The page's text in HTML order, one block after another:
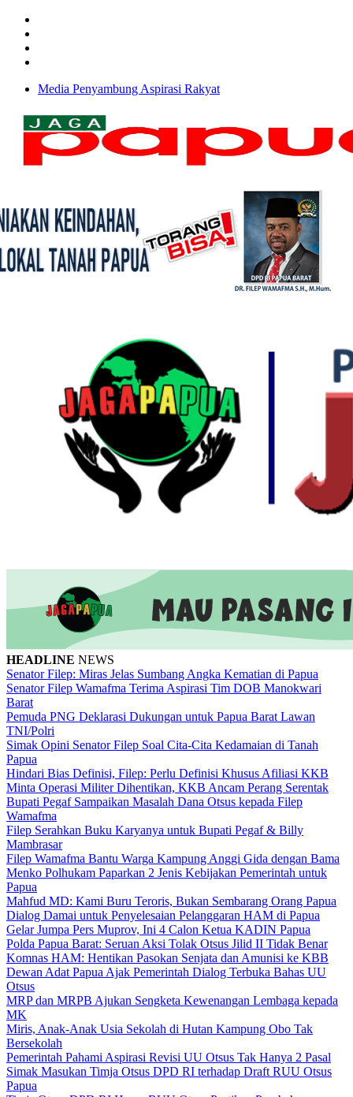
Media Penyambung Aspirasi Rakyat
HEADLINE NEWS
Senator Filep: Miras Jelas Sumbang Angka Kematian di Papua
Senator Filep Wamafma Terima Aspirasi Tim DOB Manokwari
Barat
Pemuda PNG Deklarasi Dukungan untuk Papua Barat Lawan
TNI/Polri
Simak Opini Senator Filep Soal Cita-Cita Kedamaian di Tanah
Papua
Hindari Bias Definisi, Filep: Perlu Definisi Khusus Afiliasi KKB
Minta Operasi Militer Dihentikan, KKB Ancam Perang Serentak
Bupati Pegaf Sampaikan Masalah Dana Otsus kepada Filep
Wamafma
Filep Serahkan Buku Karyanya untuk Bupati Pegaf & Billy
Mambrasar
Filep Wamafma Bantu Warga Kampung Anggi Gida dengan Bama
Menko Polhukam Paparkan 2 Jenis Kebijakan Pemerintah untuk
Papua
Mahfud MD: Kami Buru Teroris, Bukan Sembarang Orang Papua
Dialog Damai untuk Penyelesaian Pelanggaran HAM di Papua
Gelar Jumpa Pers Muprov, Ini 4 Calon Ketua KADIN Papua
Polda Papua Barat: Seruan Aksi Tolak Otsus Jilid II Tidak Benar
Komnas HAM: Hentikan Pasokan Senjata dan Amunisi ke KBB
Dewan Adat Papua Ajak Pemerintah Dialog Terbuka Bahas UU
Otsus
MRP dan MRPB Ajukan Sengketa Kewenangan Lembaga kepada
MK
Miris, Anak-Anak Usia Sekolah di Hutan Kampung Obo Tak
Bersekolah
Pemerintah Pahami Aspirasi Revisi UU Otsus Tak Hanya 2 Pasal
Simak Masukan Timja Otsus DPD RI terhadap Draft RUU Otsus
Papua